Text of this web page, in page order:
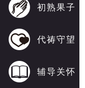
初熟果子
代祷守望
辅导关怀